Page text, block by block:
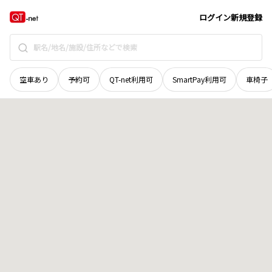
ログイン新規登録
空車あり 予約可 QT-net利用可 SmartPay利用可 車椅子
富山県